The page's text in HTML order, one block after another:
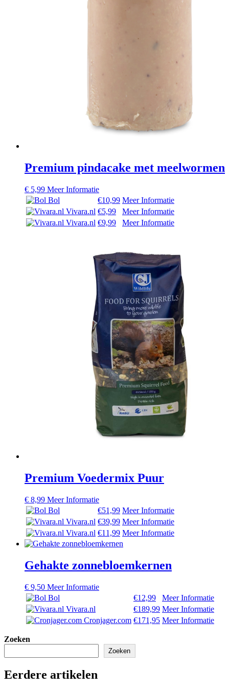
Premium pindacake met meelwormen
€ 5,99 Meer Informatie
Bol
€10,99 Meer Informatie
Vivara.nl €5,99
Meer Informatie
Vivara.nl €9,99 Meer Informatie
Premium Voedermix Puur
€ 8,99 Meer Informatie
Bol
€51,99 Meer Informatie
Vivara.nl €39,99 Meer Informatie
Vivara.nl €11,99 Meer Informatie
Gehakte zonnebloemkernen
€ 9,50 Meer Informatie
Bol
€12,99
Meer Informatie
Vivara.nl
€189,99 Meer Informatie
Cronjager.com €171,95 Meer Informatie
Zoeken
Zoeken
Eerdere artikelen